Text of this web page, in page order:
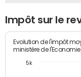
Impôt sur le
Evolution de l'impôt
ministère de
5k